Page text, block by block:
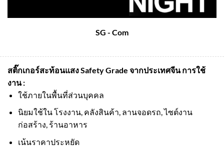
SG - Com
สติ๊กเกอร์สะท้อนแสง Safety Grade จากประเทศจีนการใช้
งาน :
ใช้ภายในพื้นที่ส่วนบุคคล
นิยมใช้ใน โรงงาน, คลังสินค้า, ลานจอดรถ, ไซต์งาน
ก่อสร้าง, ร้านอาหาร
เน้นราคาประหยัด